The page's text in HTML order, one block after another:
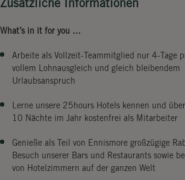
What’s in it for you …
Arbeite als Vollzeit-Teammitglied nur 4-Tage
vollem Lohnausgleich und gleich bleibendem
Urlaubsanspruch
Lerne unsere 25hours Hotels kennen und
10 Nächte im Jahr kostenfrei als Mitarbeiter
Genieße als Teil von Ennismore großzügige
Besuch unserer Bars und Restaurants sowie
von Hotelzimmern auf der ganzen Welt